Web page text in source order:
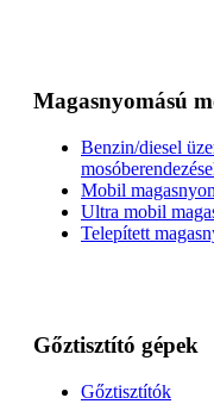
Magasnyomású
Benzin/diesel
Mobil
Ultra mobil
Telepített
Gőztisztító gépek
Gőztisztítók